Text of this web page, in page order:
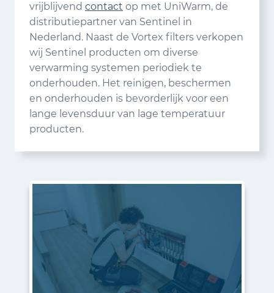
vrijblijvend contact op met UniWarm, de
distributiepartner van Sentinel in
Nederland. Naast de Vortex filters verkopen
wij Sentinel producten om diverse
verwarming systemen periodiek te
onderhouden. Het reinigen, beschermen
en onderhouden is bevorderlijk voor een
lange levensduur van lage temperatuur
producten.